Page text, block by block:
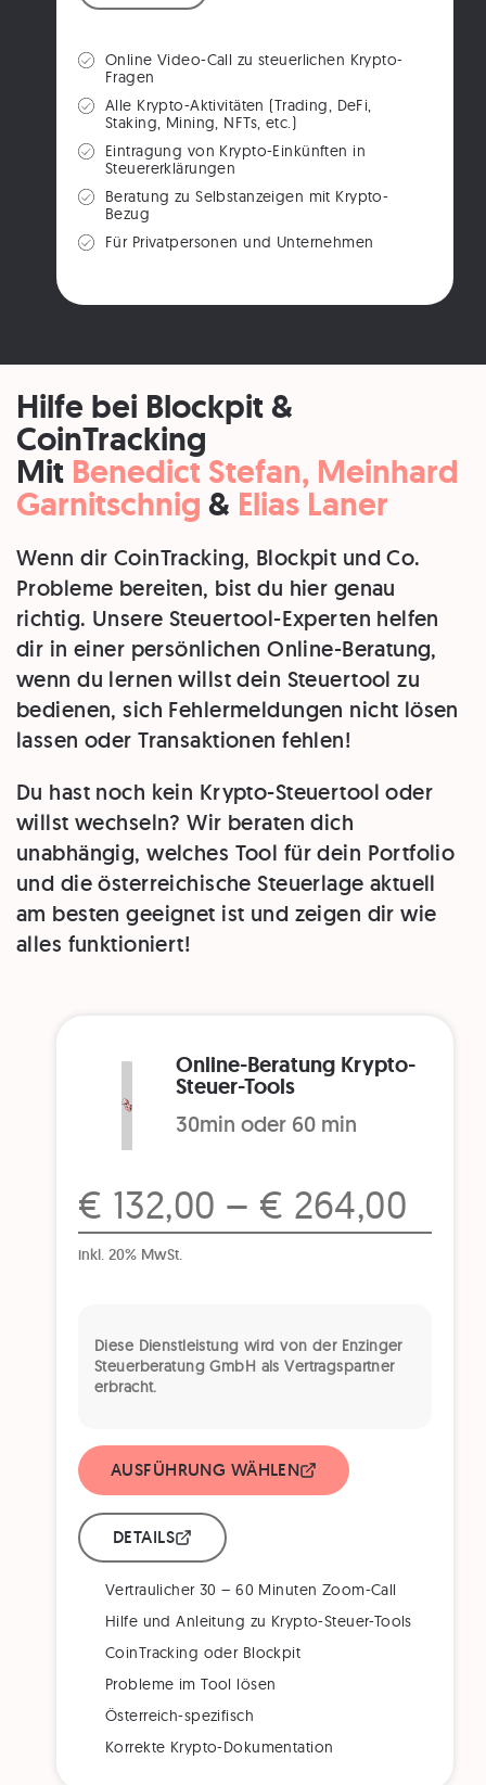
Online Video-Call zu steuerlichen Krypto-
Fragen
Alle Krypto-Aktivitäten (Trading, DeFi,
Staking, Mining, NFTs, etc.)
Eintragung von Krypto-Einkünften in
Steuererklärungen
Beratung zu Selbstanzeigen mit Krypto-
Bezug
Für Privatpersonen und Unternehmen
Hilfe bei Blockpit &
CoinTracking
Mit Benedict Stefan, Meinhard
Garnitschnig & Elias Laner
Wenn dir CoinTracking, Blockpit und Co.
Probleme bereiten, bist du hier genau
richtig. Unsere Steuertool-Experten helfen
dir in einer persönlichen Online-Beratung,
wenn du lernen willst dein Steuertool zu
bedienen, sich Fehlermeldungen nicht lösen
lassen oder Transaktionen fehlen!
Du hast noch kein Krypto-Steuertool oder
willst wechseln? Wir beraten dich
unabhängig, welches Tool für dein Portfolio
und die österreichische Steuerlage aktuell
am besten geeignet ist und zeigen dir wie
alles funktioniert!
Online-Beratung Krypto-
Steuer-Tools
30min oder 60 min
€ 132,00 – € 264,00
inkl. 20% MwSt.
Diese Dienstleistung wird von der Enzinger
Steuerberatung GmbH als Vertragspartner
erbracht.
AUSFÜHRUNG WÄHLEN
DETAILS
Vertraulicher 30 – 60 Minuten Zoom-Call
Hilfe und Anleitung zu Krypto-Steuer-Tools
CoinTracking oder Blockpit
Probleme im Tool lösen
Österreich-spezifisch
Korrekte Krypto-Dokumentation